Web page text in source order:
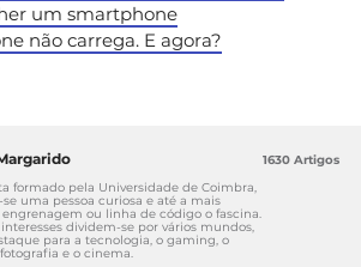
um smartphone
não carrega. E agora?
formado pela Universidade de Coimbra,
uma pessoa curiosa e até a mais
ou linha de código o fascina.
interesses dividem-se por vários mundos,
para a tecnologia, o gaming, o
e o cinema.
1630 Artigos